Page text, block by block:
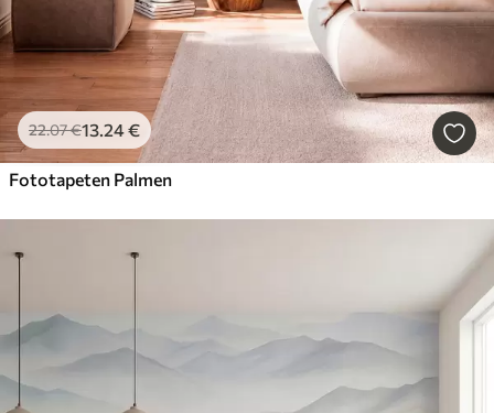
22.07€13.24€
Fototapeten Palmen